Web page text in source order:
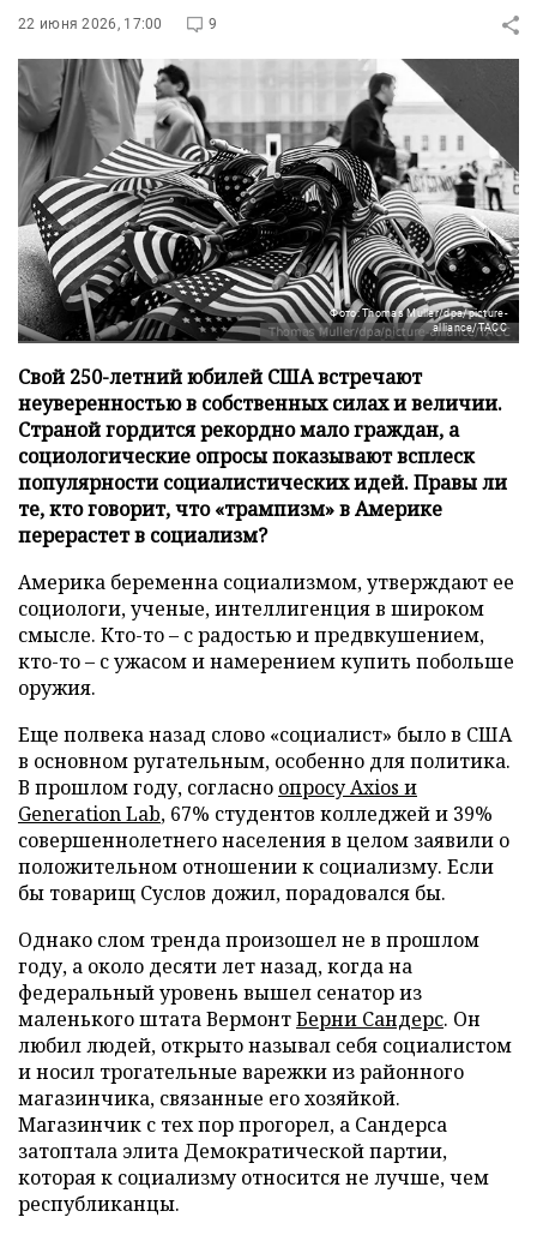
22 июня 2026, 17:00 9
Фото: Thomas Muller/dpa/picture-
alliance/ТАСС
Свой 250-летний юбилей США встречают
неуверенностью в собственных силах и величии.
Страной гордится рекордно мало граждан, а
социологические опросы показывают всплеск
популярности социалистических идей. Правы ли
те, кто говорит, что «трампизм» в Америке
перерастет в социализм?
Америка беременна социализмом, утверждают ее
социологи, ученые, интеллигенция в широком
смысле. Кто-то – с радостью и предвкушением,
кто-то – с ужасом и намерением купить побольше
оружия.
Еще полвека назад слово «социалист» было в США
в основном ругательным, особенно для политика.
В прошлом году, согласно опросу Axios и
Generation Lab, 67% студентов колледжей и 39%
совершеннолетнего населения в целом заявили о
положительном отношении к социализму. Если
бы товарищ Суслов дожил, порадовался бы.
Однако слом тренда произошел не в прошлом
году, а около десяти лет назад, когда на
федеральный уровень вышел сенатор из
маленького штата ВермонтБерни Сандерс. Он
любил людей, открыто называл себя социалистом
и носил трогательные варежки из районного
магазинчика, связанные его хозяйкой.
Магазинчик с тех пор прогорел, а Сандерса
затоптала элита Демократической партии,
которая к социализму относится не лучше, чем
республиканцы.